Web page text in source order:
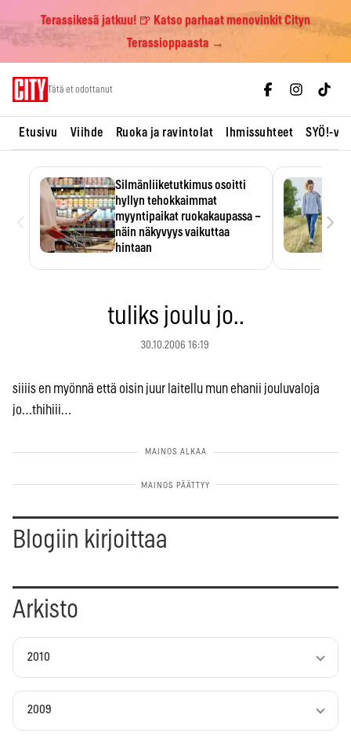
Terassikesä jatkuu! 🍺 Katso parhaat menovinkit Cityn
Terassioppaasta →
Tätä et odottanut
Etusivu Viihde Ruoka ja ravintolat Ihmissuhteet SYÖ!-
Silmänliiketutkimus osoitti
hyllyn tehokkaimmat
myyntipaikat ruokakaupassa –
näin näkyvyys vaikuttaa
hintaan
›
tuliks joulu jo..
30.10.2006 16:19
siiiis en myönnä että oisin juur laitellu mun ehanii jouluvaloja
jo…thihiii…
Blogiin kirjoittaa
Arkisto
2010
2009